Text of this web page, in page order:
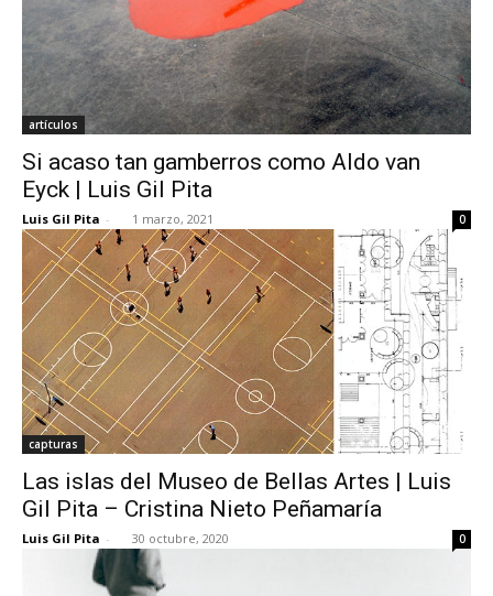
artículos
Si acaso tan gamberros como Aldo van
Eyck | Luis Gil Pita
Luis Gil Pita - 1 marzo, 2021 0
capturas
Las islas del Museo de Bellas Artes | Luis
Gil Pita – Cristina Nieto Peñamaría
Luis Gil Pita - 30 octubre, 2020 0